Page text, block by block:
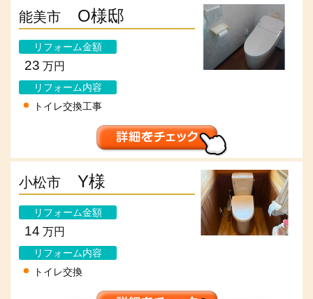
能美市 O様邸
リフォーム金額
23 万円
リフォーム内容
トイレ交換工事
小松市 Y様
リフォーム金額
14 万円
リフォーム内容
トイレ交換